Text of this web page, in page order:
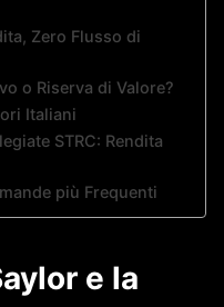
Zero Flusso di
o Riserva di Valore?
Italiani
STRC: Rendita
più Frequenti
e la